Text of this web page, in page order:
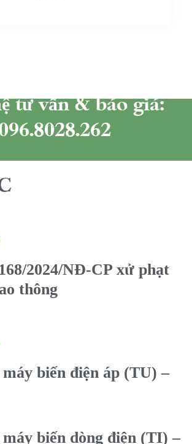
tư vấn & báo giá:
2024/NĐ-CP xử phạt
thông
biến điện áp (TU) –
biến dòng điện (TI) –